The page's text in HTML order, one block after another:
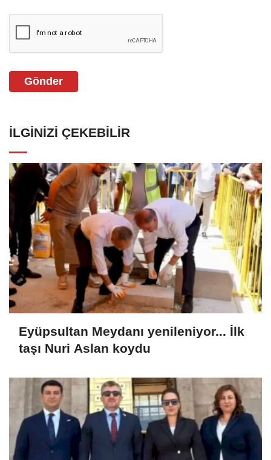
Gönder
İLGINIZI ÇEKEBILIR
Eyüpsultan Meydanı yenileniyor... İlk
taşı Nuri Aslan koydu